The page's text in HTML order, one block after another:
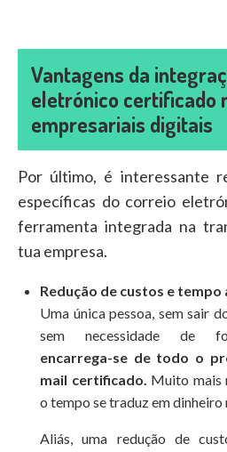
Vantagens da
eletrónico certificado
empresariais digitais
Por último, é interessante
específicas do correio
ferramenta integrada na
tua empresa.
Redução de custos e
Uma única pessoa, sem sair
sem necessidade de
encarrega-se de todo o
mail certificado. Muito mais
o tempo se traduz em dinheiro
Aliás, uma redução de